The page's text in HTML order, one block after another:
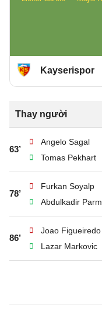
Kayserispor
Thay người
63’
Angelo Sagal
Tomas Pekhart
78’
Furkan Soyalp
Abdulkadir
86’
Joao Figueiredo
Lazar Markovic